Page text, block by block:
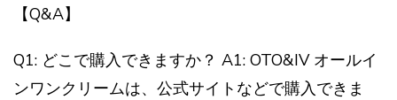
【Q&A】
Q1: どこで購入できますか？ A1: OTO&IV オールイ
ンワンクリームは、公式サイトなどで購入できま